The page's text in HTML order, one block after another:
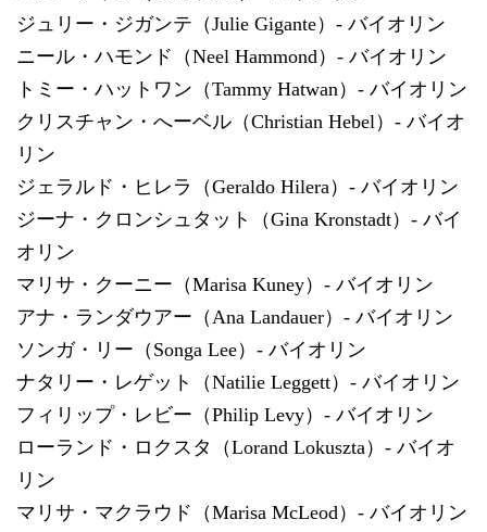
ジュリー・ジガンテ（Julie Gigante）- バイオリン
ニール・ハモンド（Neel Hammond）- バイオリン
トミー・ハットワン（Tammy Hatwan）- バイオリン
クリスチャン・へーベル（Christian Hebel）- バイオ
リン
ジェラルド・ヒレラ（Geraldo Hilera）- バイオリン
ジーナ・クロンシュタット（Gina Kronstadt）- バイ
オリン
マリサ・クーニー（Marisa Kuney）- バイオリン
アナ・ランダウアー（Ana Landauer）- バイオリン
ソンガ・リー（Songa Lee）- バイオリン
ナタリー・レゲット（Natilie Leggett）- バイオリン
フィリップ・レビー（Philip Levy）- バイオリン
ローランド・ロクスタ（Lorand Lokuszta）- バイオ
リン
マリサ・マクラウド（Marisa McLeod）- バイオリン